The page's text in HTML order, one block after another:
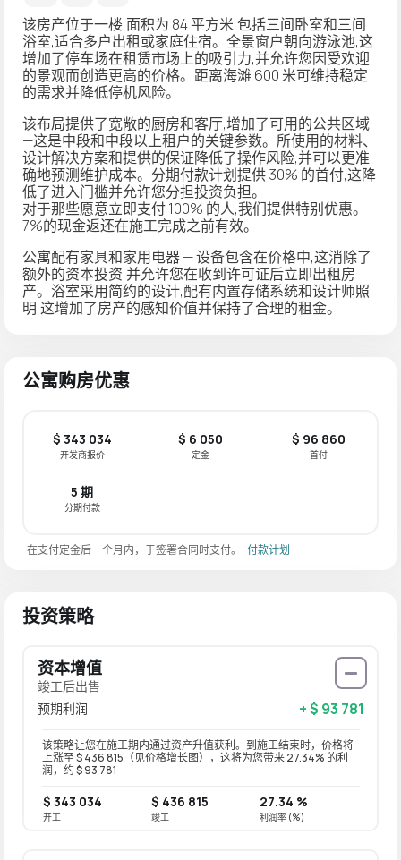
该房产位于一楼,面积为 84 平方米,包括三间卧室和三间
浴室,适合多户出租或家庭住宿。全景窗户朝向游泳池,这
增加了停车场在租赁市场上的吸引力,并允许您因受欢迎
的景观而创造更高的价格。距离海滩 600 米可维持稳定
的需求并降低停机风险。
该布局提供了宽敞的厨房和客厅,增加了可用的公共区域
—这是中段和中段以上租户的关键参数。所使用的材料、
设计解决方案和提供的保证降低了操作风险,并可以更准
确地预测维护成本。分期付款计划提供 30% 的首付,这降
低了进入门槛并允许您分担投资负担。
对于那些愿意立即支付 100% 的人,我们提供特别优惠。
7%的现金返还在施工完成之前有效。
公寓配有家具和家用电器 — 设备包含在价格中,这消除了
额外的资本投资,并允许您在收到许可证后立即出租房
产。浴室采用简约的设计,配有内置存储系统和设计师照
明,这增加了房产的感知价值并保持了合理的租金。
公寓购房优惠
$ 343 034
开发商报价
$ 6 050
定金
$ 96 860
首付
5 期
分期付款
在支付定金后一个月内，于签署合同时支付。 付款计划
投资策略
资本增值
竣工后出售
预期利润
+ $ 93 781
该策略让您在施工期内通过资产升值获利。到施工结束时，价格将
上涨至 $ 436 815（见价格增长图），这将为您带来 27.34% 的利
润，约 $ 93 781
$ 343 034
开工
$ 436 815
竣工
27.34 %
利润率 (%)